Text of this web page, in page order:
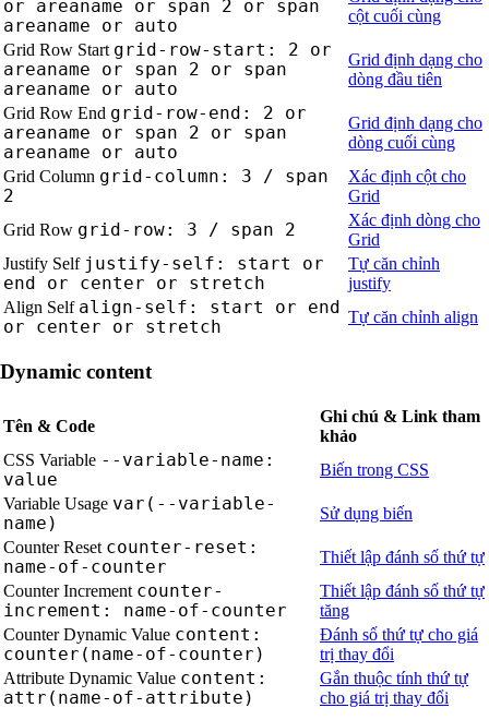
or areaname or span 2 or span
areaname or auto
cột cuối cùng
Grid Row Start grid-row-start: 2 or
areaname or span 2 or span
areaname or auto
Grid định dạng cho
dòng đầu tiên
Grid Row End grid-row-end: 2 or
areaname or span 2 or span
areaname or auto
Grid định dạng cho
dòng cuối cùng
Grid Column grid-column: 3 / span
2
Xác định cột cho
Grid
Grid Row grid-row: 3 / span 2
Xác định dòng cho
Grid
Justify Self justify-self: start or
end or center or stretch
Tự căn chỉnh
justify
Align Self align-self: start or end
or center or stretch
Tự căn chỉnh align
Dynamic content
Tên & Code
Ghi chú & Link tham
khảo
CSS Variable --variable-name:
value
Biến trong CSS
Variable Usage var(--variable-
name)
Sử dụng biến
Counter Reset counter-reset:
name-of-counter
Thiết lập đánh số thứ tự
Counter Increment counter-
increment: name-of-counter
Thiết lập đánh số thứ tự
tăng
Counter Dynamic Value content:
counter(name-of-counter)
Đánh số thứ tự cho giá
trị thay đổi
Attribute Dynamic Value content:
attr(name-of-attribute)
Gắn thuộc tính thứ tự
cho giá trị thay đổi